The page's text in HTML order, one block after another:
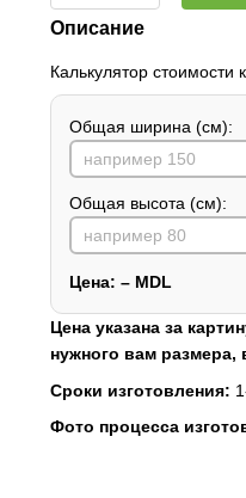
Описание
Калькулятор стоимости
Общая ширина (см):
Общая высота (см):
Цена: – MDL
Цена указана за
нужного вам размера,
Сроки изготовления:
Фото процесса